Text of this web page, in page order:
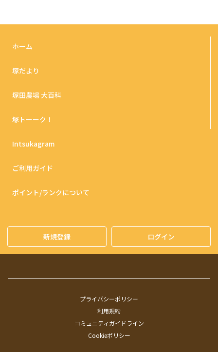
ホーム
塚だより
塚田農場 大百科
塚トーーク！
Intsukagram
ご利用ガイド
ポイント/ランクについて
新規登録 ログイン
プライバシーポリシー
利用規約
コミュニティガイドライン
Cookieポリシー